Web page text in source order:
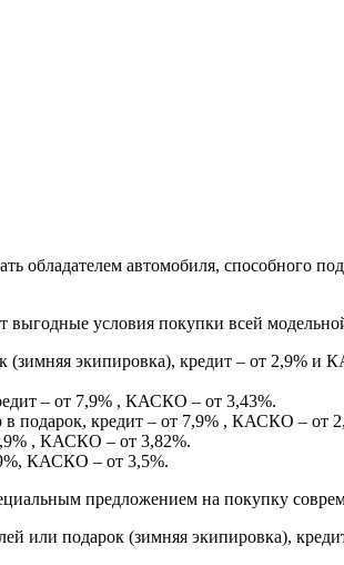
обладателем автомобиля, способного
выгодные условия покупки всей
(зимняя экипировка), кредит – от 2,9%
– от 7,9% , КАСКО – от 3,43%.
в подарок, кредит – от 7,9% , КАСКО – от
, КАСКО – от 3,82%.
КАСКО – от 3,5%.
предложением на покупку
или подарок (зимняя экипировка),